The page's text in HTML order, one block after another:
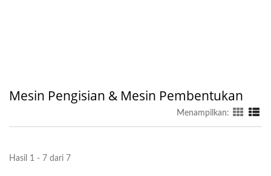
Mesin Pengisian & Mesin Pembentukan
Menampilkan:
Hasil 1 - 7 dari 7